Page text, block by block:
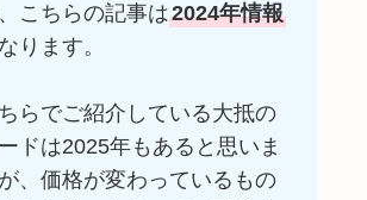
こちらの記事は2024年情報
ります。
らでご紹介している大抵の
ドは2025年もあると思いま
、価格が変わっているもの